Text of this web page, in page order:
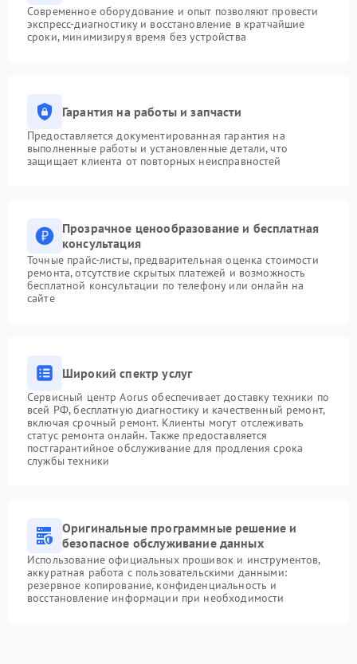
Современное оборудование и опыт позволяют провести
экспресс-диагностику и восстановление в кратчайшие
сроки, минимизируя время без устройства
Гарантия на работы и запчасти
Предоставляется документированная гарантия на
выполненные работы и установленные детали, что
защищает клиента от повторных неисправностей
Прозрачное ценообразование и бесплатная
консультация
Точные прайс-листы, предварительная оценка стоимости
ремонта, отсутствие скрытых платежей и возможность
бесплатной консультации по телефону или онлайн на
сайте
Широкий спектр услуг
Сервисный центр Aorus обеспечивает доставку техники по
всей РФ, бесплатную диагностику и качественный ремонт,
включая срочный ремонт. Клиенты могут отслеживать
статус ремонта онлайн. Также предоставляется
постгарантийное обслуживание для продления срока
службы техники
Оригинальные программные решение и
безопасное обслуживание данных
Использование официальных прошивок и инструментов,
аккуратная работа с пользовательскими данными:
резервное копирование, конфиденциальность и
восстановление информации при необходимости